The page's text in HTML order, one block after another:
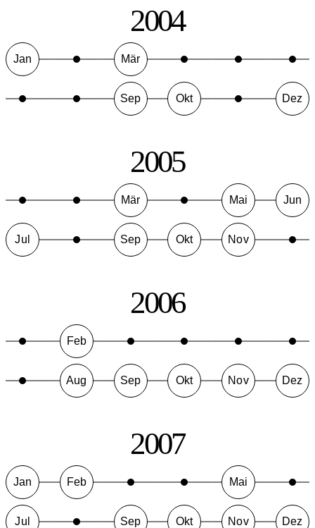
2004
Jan Mär
Sep Okt Dez
2005
Mär Mai Jun
Jul Sep Okt Nov
2006
Feb
Aug Sep Okt Nov Dez
2007
Jan Feb Mai
Jul Sep Okt Nov Dez